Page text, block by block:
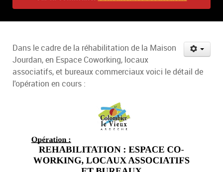
Dans le cadre de la réhabilitation de la Maison
Jourdan, en Espace Coworking, locaux
associatifs, et bureaux commerciaux voici le détail de
l'opération en cours :